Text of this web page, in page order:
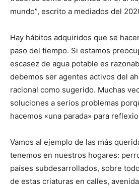
mundo”, escrito a mediados del
Hay hábitos adquiridos que se
paso del tiempo. Si estamos
escasez de agua potable es
debemos ser agentes activos del
racional como sugerido. Muchas
soluciones a serios problemas
hacemos «una parada» para
Vamos al ejemplo de las más
tenemos en nuestros hogares:
países subdesarrollados, sobre
de estas criaturas en calles,